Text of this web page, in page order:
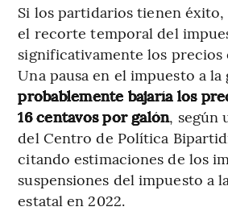
Si los partidarios tienen éxito,
el recorte temporal del
significativamente los
Una pausa en el impuesto a la
probablemente bajaría los
16 centavos por galón, según
del Centro de Política
citando estimaciones de los
suspensiones del impuesto a
estatal en 2022.